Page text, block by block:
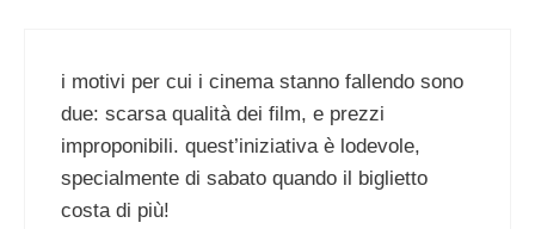
i motivi per cui i cinema stanno fallendo sono
due: scarsa qualità dei film, e prezzi
improponibili. quest’iniziativa è lodevole,
specialmente di sabato quando il biglietto
costa di più!